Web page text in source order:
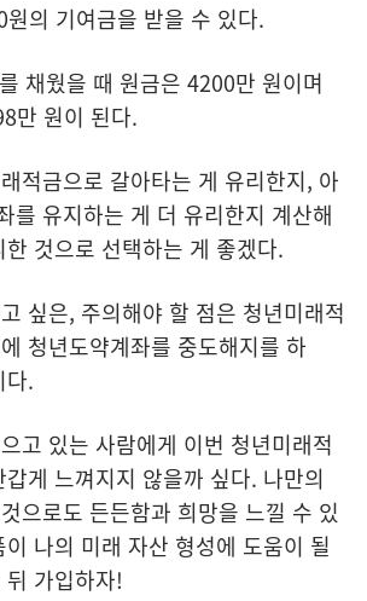
의 기여금을 받을 수 있다.
채웠을 때 원금은 4200만 원이며
만 원이 된다.
적금으로 갈아타는 게 유리한지, 아
를 유지하는 게 더 유리한지 계산해
것으로 선택하는 게 좋겠다.
싶은, 주의해야 할 점은 청년미래적
청년도약계좌를 중도해지를 하
다.
고 있는 사람에게 이번 청년미래적
게 느껴지지 않을까 싶다. 나만의
으로도 든든함과 희망을 느낄 수 있
나의 미래 자산 형성에 도움이 될
가입하자!